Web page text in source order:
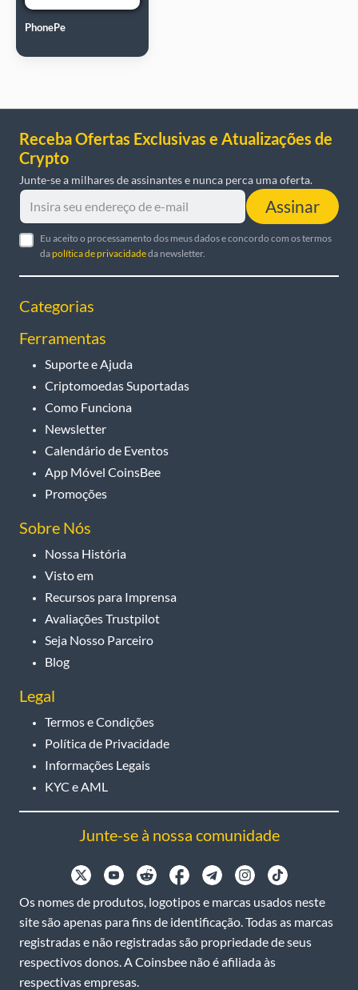
PhonePe
Receba Ofertas Exclusivas e Atualizações de
Crypto
Junte-se a milhares de assinantes e nunca perca uma oferta.
Assinar
Eu aceito o processamento dos meus dados e concordo com os termos
dapolítica de privacidadeda newsletter.
Categorias
Ferramentas
Suporte e Ajuda
Criptomoedas Suportadas
Como Funciona
Newsletter
Calendário de Eventos
App Móvel CoinsBee
Promoções
Sobre Nós
Nossa História
Visto em
Recursos para Imprensa
Avaliações Trustpilot
Seja Nosso Parceiro
Blog
Legal
Termos e Condições
Política de Privacidade
Informações Legais
KYC e AML
Junte-se à nossa comunidade
Os nomes de produtos, logotipos e marcas usados neste
site são apenas para fins de identificação. Todas as marcas
registradas e não registradas são propriedade de seus
respectivos donos. A Coinsbee não é afiliada às
respectivas empresas.